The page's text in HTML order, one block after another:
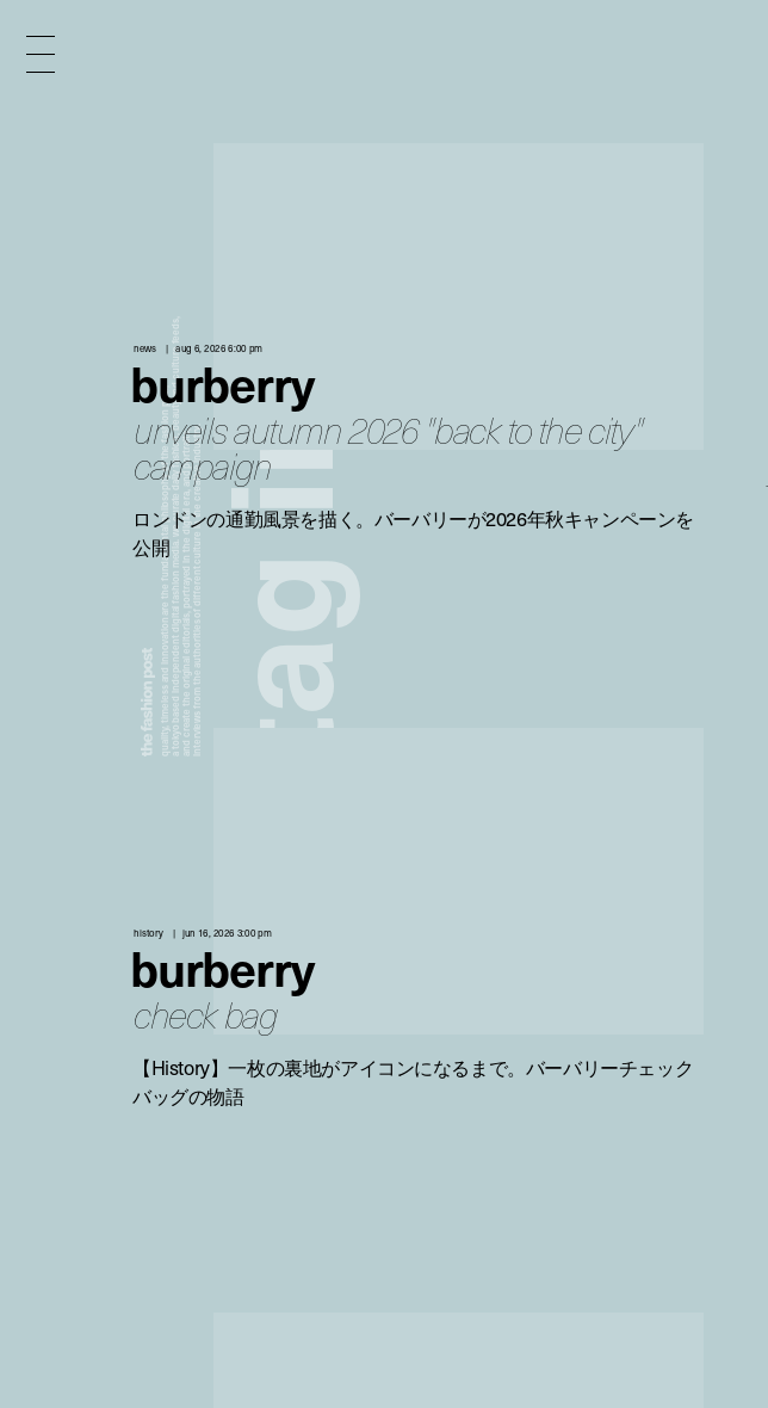
quality, timeless and innovation are the fundamental philosophy of the fashion post,a tokyo based independent digital fashion media. we curate daily fashion, beauty and culture feeds,and create the original editorials, portrayed in the digital era, and portraits,interviews from the authorities of different culture in the creative industry.
t
a
g
i
n
d
news aug 6, 2026 6:00 pm
burberry
unveils autumn 2026 "back to the city"
campaign
ロンドンの通勤風景を描く。バーバリーが2026年秋キャンペーンを
公開
history jun 16, 2026 3:00 pm
burberry
check bag
【History】一枚の裏地がアイコンになるまで。バーバリーチェック
バッグの物語